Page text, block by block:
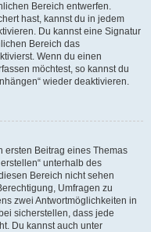
Bereich entwerfen.
hast, kannst du in jedem
Du kannst eine Signatur
Bereich das
Wenn du einen
möchtest, so kannst du
wieder deaktivieren.
ersten Beitrag eines Themas
unterhalb des
Bereich nicht sehen
Umfragen zu
zwei Antwortmöglichkeiten in
sicherstellen, dass jede
Du kannst auch unter